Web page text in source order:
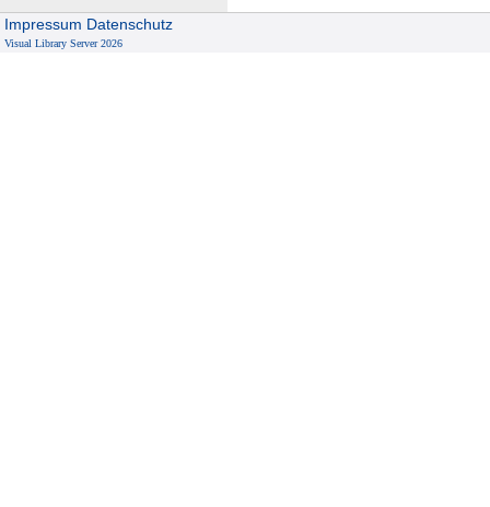
Impressum Datenschutz
Visual Library Server 2026